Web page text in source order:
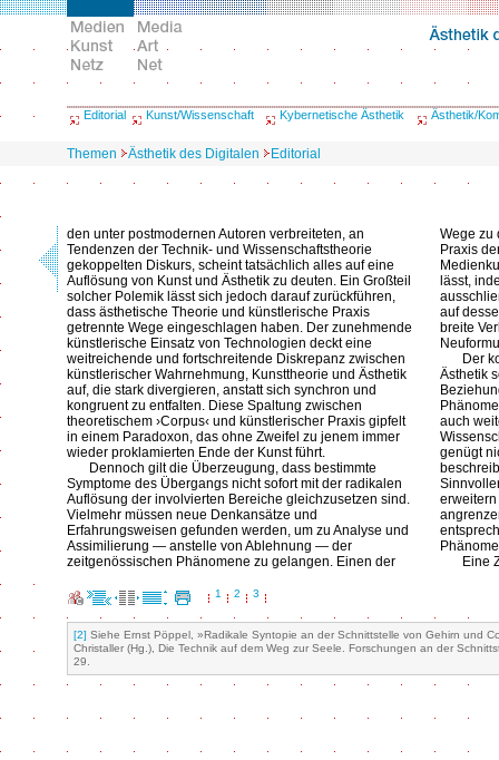
Editorial Kunst/Wissenschaft Kybernetische Ästhetik Ästhetik/
Themen Ästhetik des Digitalen Editorial
den unter postmodernen Autoren verbreiteten, an
Tendenzen der Technik- und Wissenschaftstheorie
gekoppelten Diskurs, scheint tatsächlich alles auf eine
Auflösung von Kunst und Ästhetik zu deuten. Ein Großteil
solcher Polemik lässt sich jedoch darauf zurückführen,
dass ästhetische Theorie und künstlerische Praxis
getrennte Wege eingeschlagen haben. Der zunehmende
künstlerische Einsatz von Technologien deckt eine
weitreichende und fortschreitende Diskrepanz zwischen
künstlerischer Wahrnehmung, Kunsttheorie und Ästhetik
auf, die stark divergieren, anstatt sich synchron und
kongruent zu entfalten. Diese Spaltung zwischen
theoretischem ›Corpus‹ und künstlerischer Praxis gipfelt
in einem Paradoxon, das ohne Zweifel zu jenem immer
wieder proklamierten Ende der Kunst führt.
Dennoch gilt die Überzeugung, dass bestimmte
Symptome des Übergangs nicht sofort mit der radikalen
Auflösung der involvierten Bereiche gleichzusetzen sind.
Vielmehr müssen neue Denkansätze und
Erfahrungsweisen gefunden werden, um zu Analyse und
Assimilierung — anstelle von Ablehnung — der
zeitgenössischen Phänomene zu gelangen. Einen der
Wege zu
Praxis
lässt,
auf
breite
Der
Ästhetik
auch
genügt
Eine
1 2 3
[2] Siehe Ernst Pöppel, »Radikale Syntopie an der Schnittstelle von Gehirn und
Christaller (Hg.), Die Technik auf dem Weg zur Seele. Forschungen an der
29.